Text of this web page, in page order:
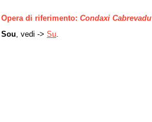
Opera di riferimento: Condaxi Cabrevadu
Sou , vedi -> Su